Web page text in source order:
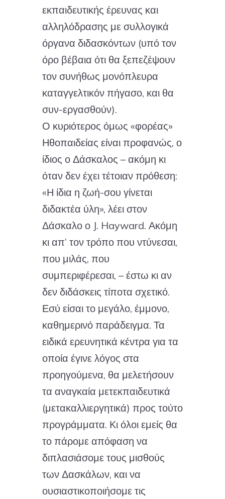
εκπαιδευτικής έρευνας και
αλληλόδρασης με συλλογικά
όργανα διδασκόντων (υπό τον
όρο βέβαια ότι θα ξεπεζέψουν
τον συνήθως μονόπλευρα
καταγγελτικόν πήγασο, και θα
συν-εργασθούν).
Ο κυριότερος όμως «φορέας»
Ηθοπαιδείας είναι προφανώς, ο
ίδιος ο Δάσκαλος – ακόμη κι
όταν δεν έχει τέτοιαν πρόθεση:
«Η ίδια η ζωή-σου γίνεται
διδακτέα ύλη», λέει στον
Δάσκαλο ο J. Hayward. Ακόμη
κι απ’ τον τρόπο που ντύνεσαι,
που μιλάς, που
συμπεριφέρεσαι, – έστω κι αν
δεν διδάσκεις τίποτα σχετικό.
Εσύ είσαι το μεγάλο, έμμονο,
καθημερινό παράδειγμα. Τα
ειδικά ερευνητικά κέντρα για τα
οποία έγινε λόγος στα
προηγούμενα, θα μελετήσουν
τα αναγκαία μετεκπαιδευτικά
(μετακαλλιεργητικά) προς τούτο
προγράμματα. Κι όλοι εμείς θα
το πάρομε απόφαση να
διπλασιάσομε τους μισθούς
των Δασκάλων, και να
ουσιαστικοποιήσομε τις